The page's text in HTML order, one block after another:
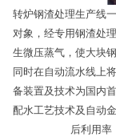
转炉钢渣处理生产线
对象，经专用钢渣处
生微压蒸气，使大块
同时在自动流水线上
备装置及技术为国内
配水工艺技术及自动
后利用率